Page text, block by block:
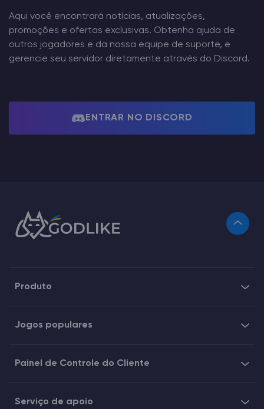
Aqui você encontrará notícias, atualizações,
promoções e ofertas exclusivas. Obtenha ajuda de
outros jogadores e da nossa equipe de suporte, e
gerencie seu servidor diretamente através do Discord.
ENTRAR NO DISCORD
Produto
Jogos populares
Painel de Controle do Cliente
Serviço de apoio